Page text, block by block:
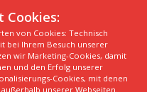
FAQ
Top Maschinen #1
Top Maschinen #3
Cookies:
von Cookies: Technisch
bei Ihrem Besuch unserer
wir Marketing-Cookies, damit
und den Erfolg unserer
Cookies, mit denen
unserer Webseiten.